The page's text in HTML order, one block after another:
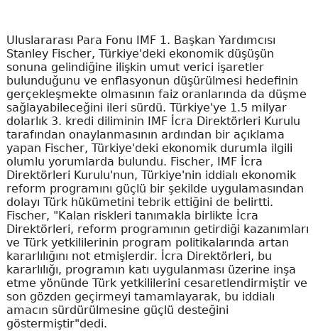
Uluslararası Para Fonu IMF 1. Başkan Yardımcısı
Stanley Fischer, Türkiye'deki ekonomik düşüşün
sonuna gelindiğine ilişkin umut verici işaretler
bulunduğunu ve enflasyonun düşürülmesi hedefinin
gerçekleşmekte olmasının faiz oranlarında da düşme
sağlayabileceğini ileri sürdü. Türkiye'ye 1.5 milyar
dolarlık 3. kredi diliminin IMF İcra Direktörleri Kurulu
tarafından onaylanmasının ardından bir açıklama
yapan Fischer, Türkiye'deki ekonomik durumla ilgili
olumlu yorumlarda bulundu. Fischer, IMF İcra
Direktörleri Kurulu'nun, Türkiye'nin iddialı ekonomik
reform programını güçlü bir şekilde uygulamasından
dolayı Türk hükümetini tebrik ettiğini de belirtti.
Fischer, "Kalan riskleri tanımakla birlikte İcra
Direktörleri, reform programının getirdiği kazanımları
ve Türk yetkililerinin program politikalarında artan
kararlılığını not etmişlerdir. İcra Direktörleri, bu
kararlılığı, programın katı uygulanması üzerine inşa
etme yönünde Türk yetkililerini cesaretlendirmiştir ve
son gözden geçirmeyi tamamlayarak, bu iddialı
amacın sürdürülmesine güçlü desteğini
göstermiştir"dedi.